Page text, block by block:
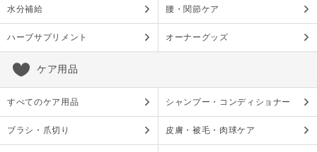
水分補給 腰・関節ケア
ハーブサプリメント オーナーグッズ
ケア用品
すべてのケア用品 シャンプー・コンディショナー
ブラシ・爪切り 皮膚・被毛・肉球ケア